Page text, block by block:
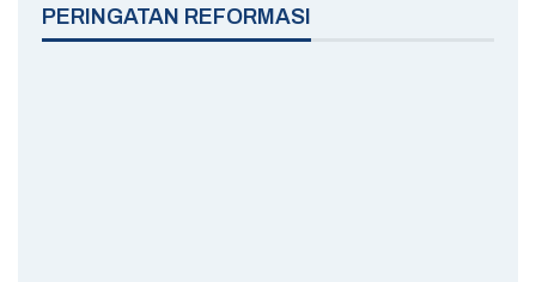
PERINGATAN REFORMASI